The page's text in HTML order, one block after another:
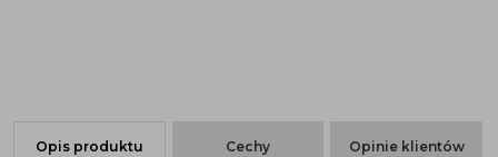
Opis produktu Cechy Opinie klientów